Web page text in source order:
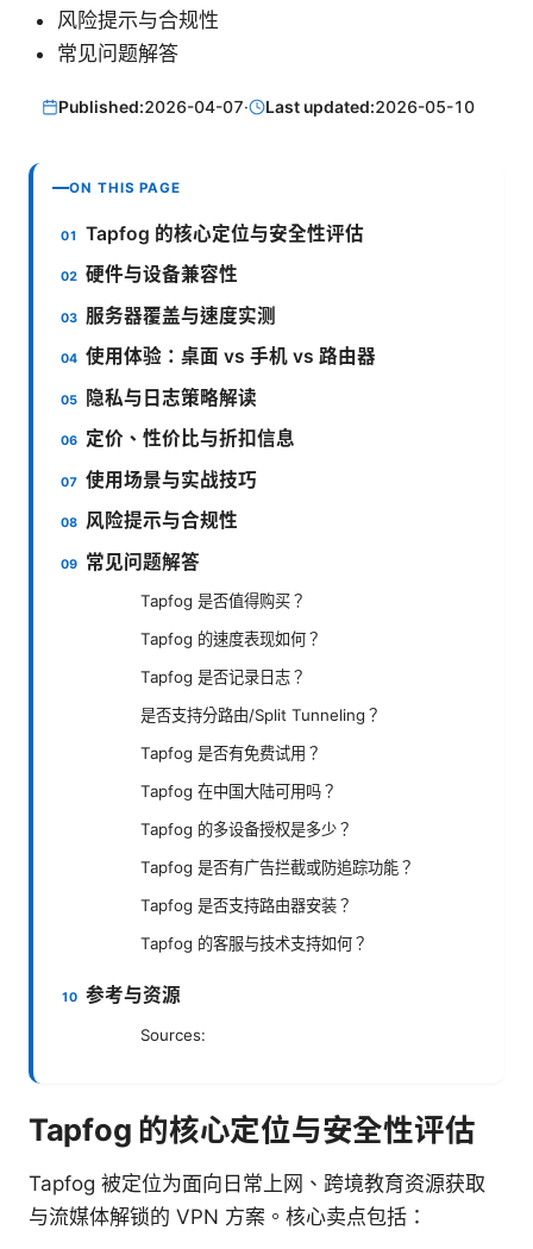
风险提示与合规性
常见问题解答
Published:2026-04-07· Last updated:2026-05-10
ON THIS PAGE
Tapfog 的核心定位与安全性评估
硬件与设备兼容性
服务器覆盖与速度实测
使用体验：桌面 vs 手机 vs 路由器
隐私与日志策略解读
定价、性价比与折扣信息
使用场景与实战技巧
风险提示与合规性
常见问题解答
Tapfog 是否值得购买？
Tapfog 的速度表现如何？
Tapfog 是否记录日志？
是否支持分路由/Split Tunneling？
Tapfog 是否有免费试用？
Tapfog 在中国大陆可用吗？
Tapfog 的多设备授权是多少？
Tapfog 是否有广告拦截或防追踪功能？
Tapfog 是否支持路由器安装？
Tapfog 的客服与技术支持如何？
参考与资源
Sources:
Tapfog 的核心定位与安全性评估
Tapfog 被定位为面向日常上网、跨境教育资源获取
与流媒体解锁的 VPN 方案。核心卖点包括：